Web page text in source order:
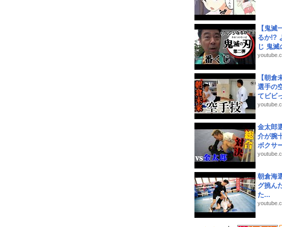
【鬼滅
るか!?
じ 鬼滅
【朝倉
選手の
てビビ
金太郎
介が腕
ボクサ
朝倉海
グ挑ん
た...